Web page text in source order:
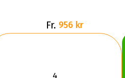
Fr. 956 kr